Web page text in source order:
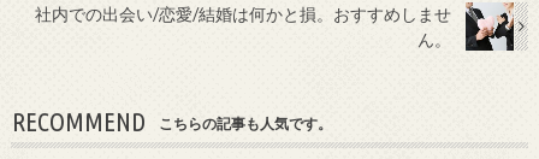
社内での出会い/恋愛/結婚は何かと損。おすすめしませ
ん。
RECOMMEND こちらの記事も人気です。